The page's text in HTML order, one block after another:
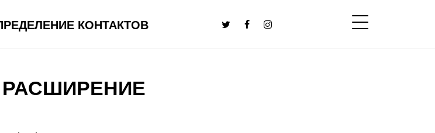
КОНТАКТОВ